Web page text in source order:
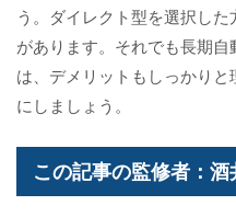
う。ダイレクト型を選択し
があります。それでも長期
は、デメリットもしっかり
にしましょう。
この記事の監修者：